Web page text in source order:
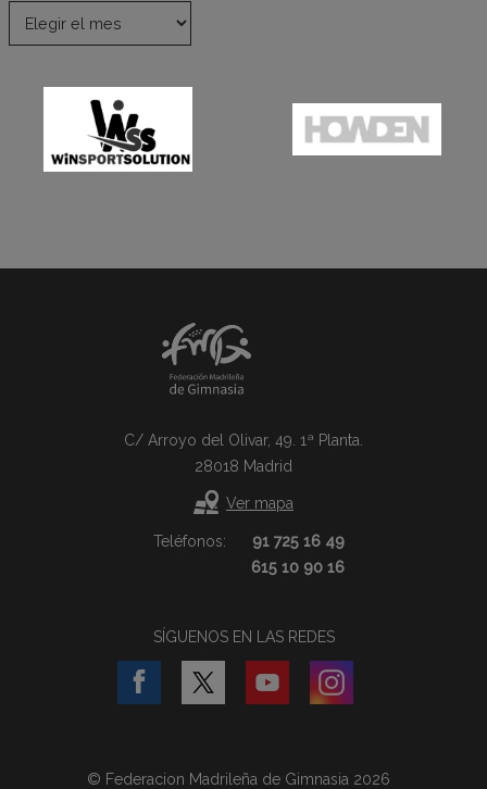
C/ Arroyo del Olivar, 49. 1ª Planta.
28018 Madrid
Ver mapa
Teléfonos:
91 725 16 49
615 10 90 16
SÍGUENOS EN LAS REDES
© Federacion Madrileña de Gimnasia 2026